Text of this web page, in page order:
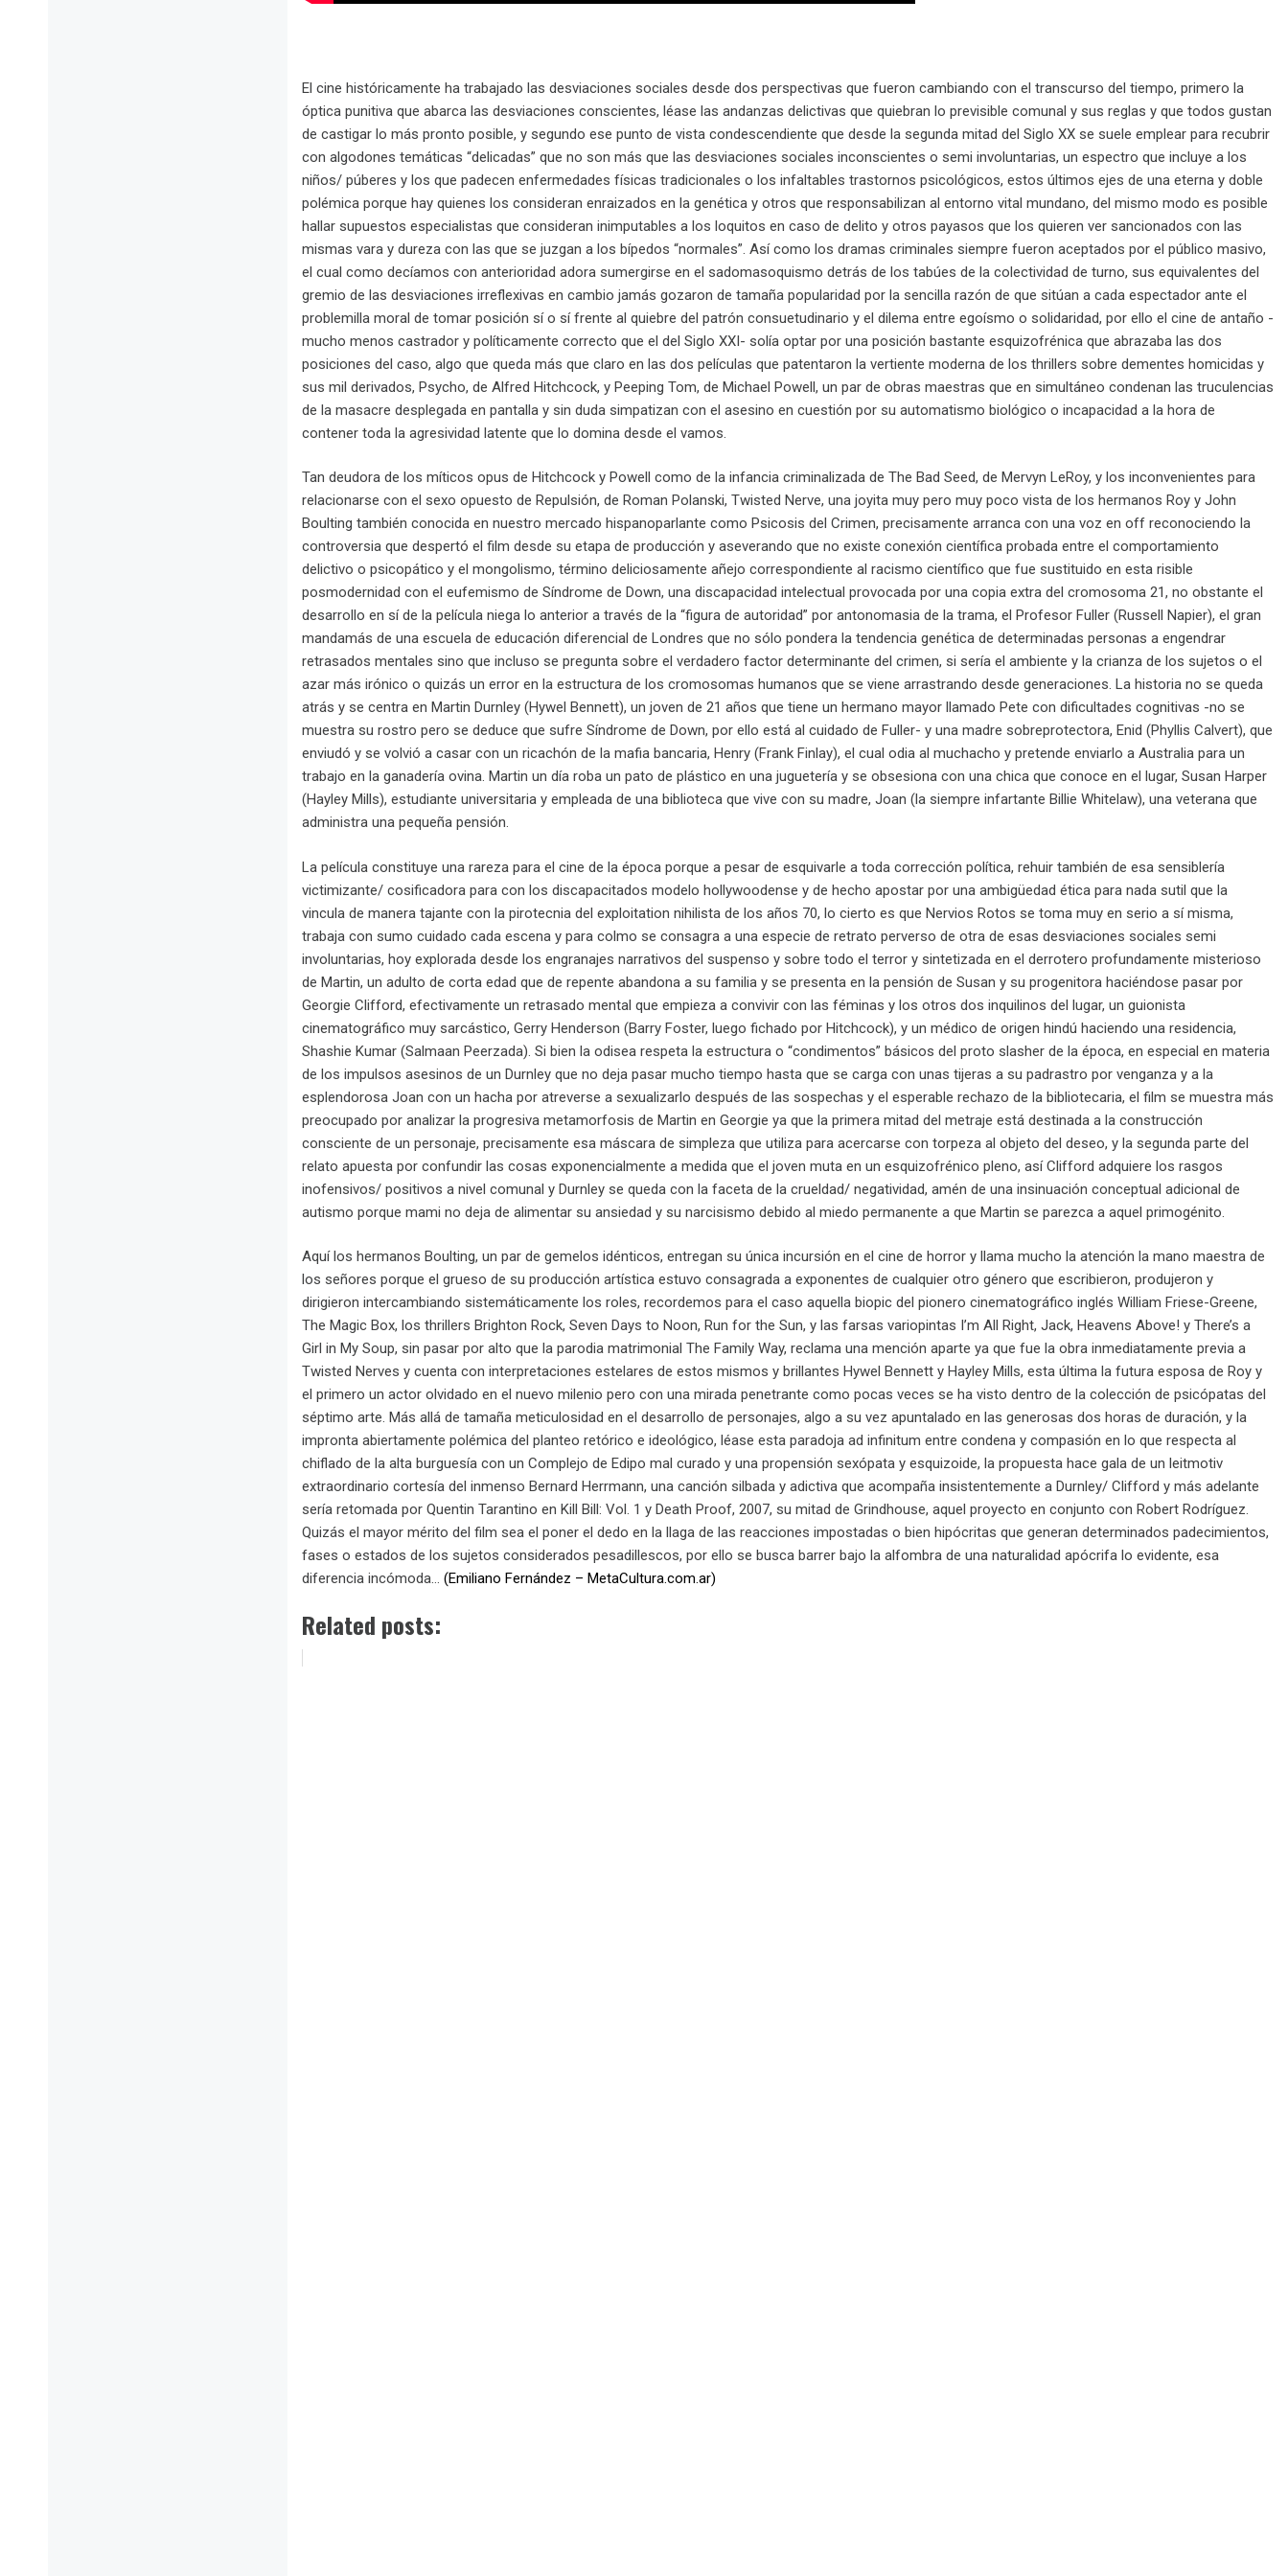
El cine históricamente ha trabajado las desviaciones sociales desde dos perspectivas que fueron cambiando con el transcurso del tiempo, primero la
óptica punitiva que abarca las desviaciones conscientes, léase las andanzas delictivas que quiebran lo previsible comunal y sus reglas y que todos gustan
de castigar lo más pronto posible, y segundo ese punto de vista condescendiente que desde la segunda mitad del Siglo XX se suele emplear para recubrir
con algodones temáticas “delicadas” que no son más que las desviaciones sociales inconscientes o semi involuntarias, un espectro que incluye a los
niños/ púberes y los que padecen enfermedades físicas tradicionales o los infaltables trastornos psicológicos, estos últimos ejes de una eterna y doble
polémica porque hay quienes los consideran enraizados en la genética y otros que responsabilizan al entorno vital mundano, del mismo modo es posible
hallar supuestos especialistas que consideran inimputables a los loquitos en caso de delito y otros payasos que los quieren ver sancionados con las
mismas vara y dureza con las que se juzgan a los bípedos “normales”. Así como los dramas criminales siempre fueron aceptados por el público masivo,
el cual como decíamos con anterioridad adora sumergirse en el sadomasoquismo detrás de los tabúes de la colectividad de turno, sus equivalentes del
gremio de las desviaciones irreflexivas en cambio jamás gozaron de tamaña popularidad por la sencilla razón de que sitúan a cada espectador ante el
problemilla moral de tomar posición sí o sí frente al quiebre del patrón consuetudinario y el dilema entre egoísmo o solidaridad, por ello el cine de antaño -
mucho menos castrador y políticamente correcto que el del Siglo XXI- solía optar por una posición bastante esquizofrénica que abrazaba las dos
posiciones del caso, algo que queda más que claro en las dos películas que patentaron la vertiente moderna de los thrillers sobre dementes homicidas y
sus mil derivados, Psycho, de Alfred Hitchcock, y Peeping Tom, de Michael Powell, un par de obras maestras que en simultáneo condenan las truculencias
de la masacre desplegada en pantalla y sin duda simpatizan con el asesino en cuestión por su automatismo biológico o incapacidad a la hora de
contener toda la agresividad latente que lo domina desde el vamos.
Tan deudora de los míticos opus de Hitchcock y Powell como de la infancia criminalizada de The Bad Seed, de Mervyn LeRoy, y los inconvenientes para
relacionarse con el sexo opuesto de Repulsión, de Roman Polanski, Twisted Nerve, una joyita muy pero muy poco vista de los hermanos Roy y John
Boulting también conocida en nuestro mercado hispanoparlante como Psicosis del Crimen, precisamente arranca con una voz en off reconociendo la
controversia que despertó el film desde su etapa de producción y aseverando que no existe conexión científica probada entre el comportamiento
delictivo o psicopático y el mongolismo, término deliciosamente añejo correspondiente al racismo científico que fue sustituido en esta risible
posmodernidad con el eufemismo de Síndrome de Down, una discapacidad intelectual provocada por una copia extra del cromosoma 21, no obstante el
desarrollo en sí de la película niega lo anterior a través de la “figura de autoridad” por antonomasia de la trama, el Profesor Fuller (Russell Napier), el gran
mandamás de una escuela de educación diferencial de Londres que no sólo pondera la tendencia genética de determinadas personas a engendrar
retrasados mentales sino que incluso se pregunta sobre el verdadero factor determinante del crimen, si sería el ambiente y la crianza de los sujetos o el
azar más irónico o quizás un error en la estructura de los cromosomas humanos que se viene arrastrando desde generaciones. La historia no se queda
atrás y se centra en Martin Durnley (Hywel Bennett), un joven de 21 años que tiene un hermano mayor llamado Pete con dificultades cognitivas -no se
muestra su rostro pero se deduce que sufre Síndrome de Down, por ello está al cuidado de Fuller- y una madre sobreprotectora, Enid (Phyllis Calvert), que
enviudó y se volvió a casar con un ricachón de la mafia bancaria, Henry (Frank Finlay), el cual odia al muchacho y pretende enviarlo a Australia para un
trabajo en la ganadería ovina. Martin un día roba un pato de plástico en una juguetería y se obsesiona con una chica que conoce en el lugar, Susan Harper
(Hayley Mills), estudiante universitaria y empleada de una biblioteca que vive con su madre, Joan (la siempre infartante Billie Whitelaw), una veterana que
administra una pequeña pensión.
La película constituye una rareza para el cine de la época porque a pesar de esquivarle a toda corrección política, rehuir también de esa sensiblería
victimizante/ cosificadora para con los discapacitados modelo hollywoodense y de hecho apostar por una ambigüedad ética para nada sutil que la
vincula de manera tajante con la pirotecnia del exploitation nihilista de los años 70, lo cierto es que Nervios Rotos se toma muy en serio a sí misma,
trabaja con sumo cuidado cada escena y para colmo se consagra a una especie de retrato perverso de otra de esas desviaciones sociales semi
involuntarias, hoy explorada desde los engranajes narrativos del suspenso y sobre todo el terror y sintetizada en el derrotero profundamente misterioso
de Martin, un adulto de corta edad que de repente abandona a su familia y se presenta en la pensión de Susan y su progenitora haciéndose pasar por
Georgie Clifford, efectivamente un retrasado mental que empieza a convivir con las féminas y los otros dos inquilinos del lugar, un guionista
cinematográfico muy sarcástico, Gerry Henderson (Barry Foster, luego fichado por Hitchcock), y un médico de origen hindú haciendo una residencia,
Shashie Kumar (Salmaan Peerzada). Si bien la odisea respeta la estructura o “condimentos” básicos del proto slasher de la época, en especial en materia
de los impulsos asesinos de un Durnley que no deja pasar mucho tiempo hasta que se carga con unas tijeras a su padrastro por venganza y a la
esplendorosa Joan con un hacha por atreverse a sexualizarlo después de las sospechas y el esperable rechazo de la bibliotecaria, el film se muestra más
preocupado por analizar la progresiva metamorfosis de Martin en Georgie ya que la primera mitad del metraje está destinada a la construcción
consciente de un personaje, precisamente esa máscara de simpleza que utiliza para acercarse con torpeza al objeto del deseo, y la segunda parte del
relato apuesta por confundir las cosas exponencialmente a medida que el joven muta en un esquizofrénico pleno, así Clifford adquiere los rasgos
inofensivos/ positivos a nivel comunal y Durnley se queda con la faceta de la crueldad/ negatividad, amén de una insinuación conceptual adicional de
autismo porque mami no deja de alimentar su ansiedad y su narcisismo debido al miedo permanente a que Martin se parezca a aquel primogénito.
Aquí los hermanos Boulting, un par de gemelos idénticos, entregan su única incursión en el cine de horror y llama mucho la atención la mano maestra de
los señores porque el grueso de su producción artística estuvo consagrada a exponentes de cualquier otro género que escribieron, produjeron y
dirigieron intercambiando sistemáticamente los roles, recordemos para el caso aquella biopic del pionero cinematográfico inglés William Friese-Greene,
The Magic Box, los thrillers Brighton Rock, Seven Days to Noon, Run for the Sun, y las farsas variopintas I’m All Right, Jack, Heavens Above! y There’s a
Girl in My Soup, sin pasar por alto que la parodia matrimonial The Family Way, reclama una mención aparte ya que fue la obra inmediatamente previa a
Twisted Nerves y cuenta con interpretaciones estelares de estos mismos y brillantes Hywel Bennett y Hayley Mills, esta última la futura esposa de Roy y
el primero un actor olvidado en el nuevo milenio pero con una mirada penetrante como pocas veces se ha visto dentro de la colección de psicópatas del
séptimo arte. Más allá de tamaña meticulosidad en el desarrollo de personajes, algo a su vez apuntalado en las generosas dos horas de duración, y la
impronta abiertamente polémica del planteo retórico e ideológico, léase esta paradoja ad infinitum entre condena y compasión en lo que respecta al
chiflado de la alta burguesía con un Complejo de Edipo mal curado y una propensión sexópata y esquizoide, la propuesta hace gala de un leitmotiv
extraordinario cortesía del inmenso Bernard Herrmann, una canción silbada y adictiva que acompaña insistentemente a Durnley/ Clifford y más adelante
sería retomada por Quentin Tarantino en Kill Bill: Vol. 1 y Death Proof, 2007, su mitad de Grindhouse, aquel proyecto en conjunto con Robert Rodríguez.
Quizás el mayor mérito del film sea el poner el dedo en la llaga de las reacciones impostadas o bien hipócritas que generan determinados padecimientos,
fases o estados de los sujetos considerados pesadillescos, por ello se busca barrer bajo la alfombra de una naturalidad apócrifa lo evidente, esa
diferencia incómoda… (Emiliano Fernández – MetaCultura.com.ar)
Related posts: